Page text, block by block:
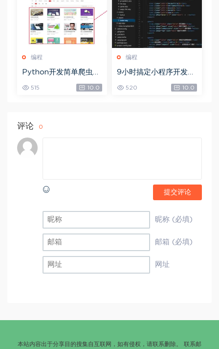
编程
Python开发简单爬虫，
网盘下载(375.94M)
515 10.0
编程
9小时搞定小程序开发，
520 10.0
评论 0
提交评论
昵称 (必填)
邮箱 (必填)
网址
本站内容出于分享目的搜集自互联网，如有侵权，请联系删除。 联系邮